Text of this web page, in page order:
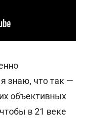
знаю, что так —
объективных
в 21 веке